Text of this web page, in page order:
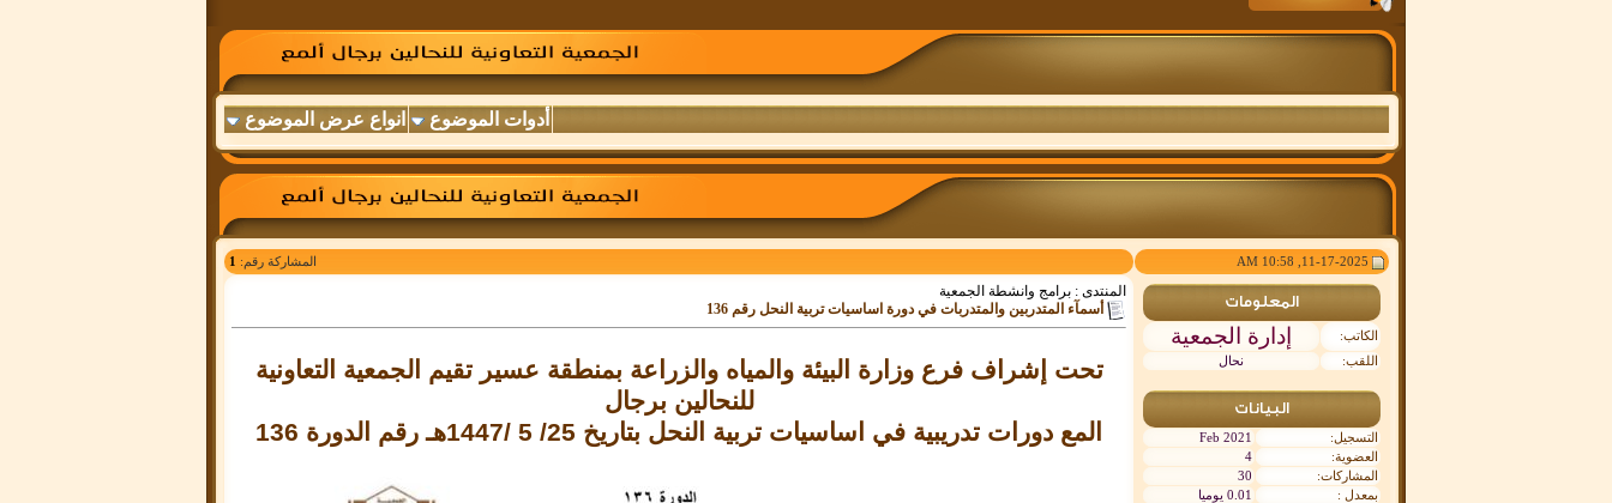
أدوات الموضوع انواع عرض الموضوع
المشاركة رقم: 1
المعلومات
الكاتب: إدارة الجمعية
اللقب: نحال
البيانات
التسجيل:
Feb 2021
العضوية:
4
المشاركات:
30
بمعدل :
0.01 يوميا
المنتدى : برامج وانشطة الجمعية
أسمآء المتدربين والمتدربات في دورة اساسيات تربية النحل رقم 136
تحت إشراف فرع وزارة البيئة والمياه والزراعة بمنطقة عسير تقيم الجمعية التعاونية
للنحالين برجال
المع دورات تدريبية في اساسيات تربية النحل بتاريخ 25/ 5 /1447هـ رقم الدورة 136